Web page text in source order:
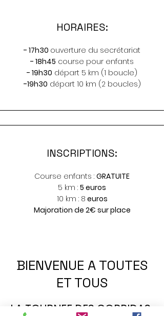
HORAIRES:
- 17h30 ouverture du secrétariat
- 18h45 course pour enfants
- 19h30 départ 5 km (1 boucle)
-19h30 départ 10 km (2 boucles)
INSCRIPTIONS:
Course enfants : GRATUITE
5 km : 5 euros
10 km : 8 euros
Majoration de 2€ sur place
BIENVENUE A TOUTES
ET TOUS
LA TOURNEE DES CORRIDAS